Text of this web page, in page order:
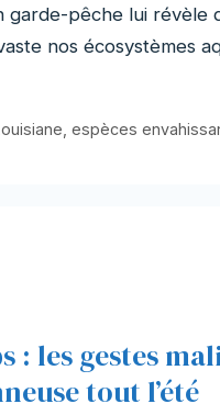
garde-pêche lui
nos écosystèmes
espèces
: les gestes
tout l’été